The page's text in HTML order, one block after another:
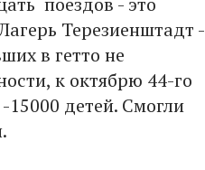
Терезиенштадт -
в гетто не
к октябрю 44-го
15000 детей. Смогли